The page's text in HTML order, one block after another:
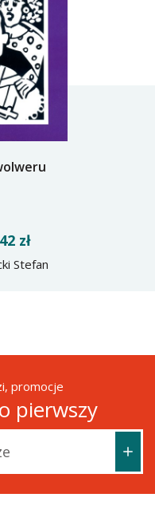
zł
Stefan
promocje
pierwszy